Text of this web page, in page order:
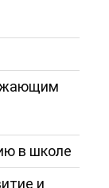
в школе
и